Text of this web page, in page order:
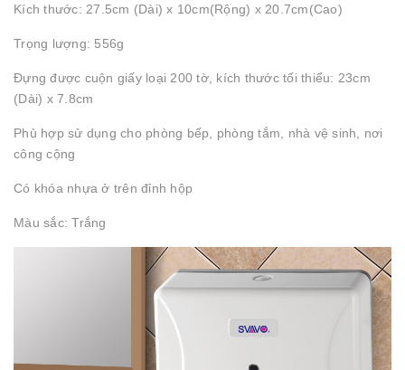
Kích thước: 27.5cm (Dài) x 10cm(Rộng) x 20.7cm(Cao)
Trọng lượng: 556g
Đựng được cuộn giấy loại 200 tờ, kích thước tối thiểu: 23cm
(Dài) x 7.8cm
Phù hợp sử dụng cho phòng bếp, phòng tắm, nhà vệ sinh, nơi
công cộng
Có khóa nhựa ở trên đỉnh hộp
Màu sắc: Trắng